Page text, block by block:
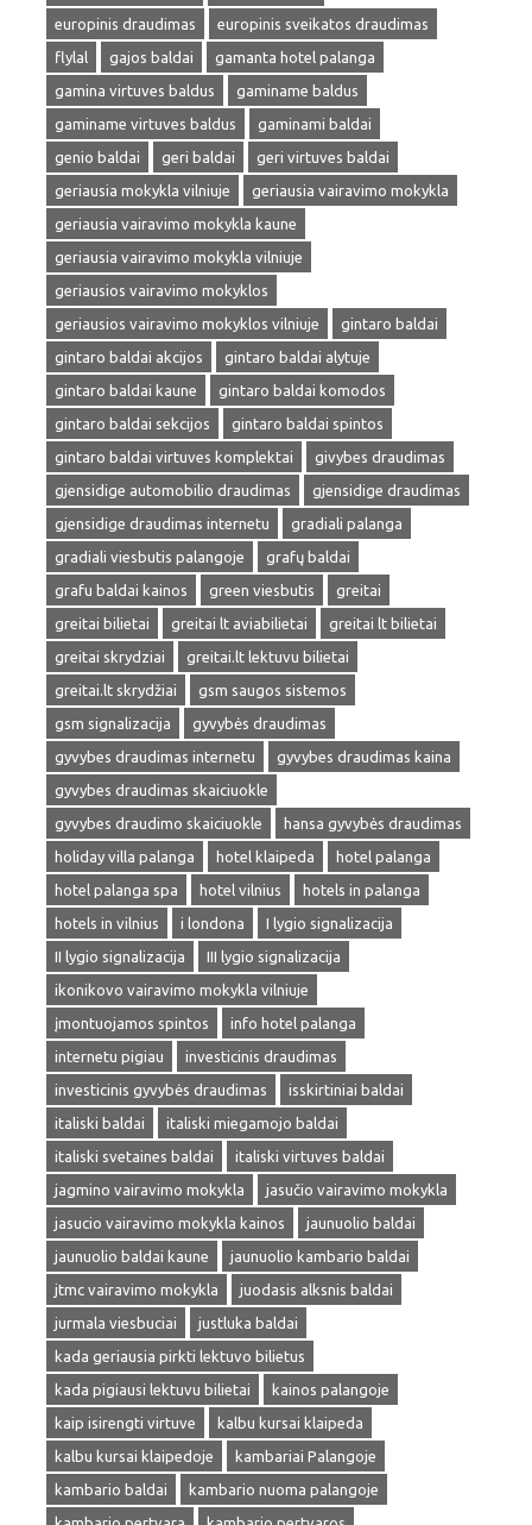
europinis draudimas
europinis sveikatos draudimas
flylal
gajos baldai
gamanta hotel palanga
gamina virtuves baldus
gaminame baldus
gaminame virtuves baldus
gaminami baldai
genio baldai
geri baldai
geri virtuves baldai
geriausia mokykla vilniuje
geriausia vairavimo mokykla
geriausia vairavimo mokykla kaune
geriausia vairavimo mokykla vilniuje
geriausios vairavimo mokyklos
geriausios vairavimo mokyklos vilniuje
gintaro baldai
gintaro baldai akcijos
gintaro baldai alytuje
gintaro baldai kaune
gintaro baldai komodos
gintaro baldai sekcijos
gintaro baldai spintos
gintaro baldai virtuves komplektai
givybes draudimas
gjensidige automobilio draudimas
gjensidige draudimas
gjensidige draudimas internetu
gradiali palanga
gradiali viesbutis palangoje
grafų baldai
grafu baldai kainos
green viesbutis
greitai
greitai bilietai
greitai lt aviabilietai
greitai lt bilietai
greitai skrydziai
greitai.lt lektuvu bilietai
greitai.lt skrydžiai
gsm saugos sistemos
gsm signalizacija
gyvybės draudimas
gyvybes draudimas internetu
gyvybes draudimas kaina
gyvybes draudimas skaiciuokle
gyvybes draudimo skaiciuokle
hansa gyvybės draudimas
holiday villa palanga
hotel klaipeda
hotel palanga
hotel palanga spa
hotel vilnius
hotels in palanga
hotels in vilnius
i londona
I lygio signalizacija
II lygio signalizacija
III lygio signalizacija
ikonikovo vairavimo mokykla vilniuje
įmontuojamos spintos
info hotel palanga
internetu pigiau
investicinis draudimas
investicinis gyvybės draudimas
isskirtiniai baldai
italiski baldai
italiski miegamojo baldai
italiski svetaines baldai
italiski virtuves baldai
jagmino vairavimo mokykla
jasučio vairavimo mokykla
jasucio vairavimo mokykla kainos
jaunuolio baldai
jaunuolio baldai kaune
jaunuolio kambario baldai
jtmc vairavimo mokykla
juodasis alksnis baldai
jurmala viesbuciai
justluka baldai
kada geriausia pirkti lektuvo bilietus
kada pigiausi lektuvu bilietai
kainos palangoje
kaip isirengti virtuve
kalbu kursai klaipeda
kalbu kursai klaipedoje
kambariai Palangoje
kambario baldai
kambario nuoma palangoje